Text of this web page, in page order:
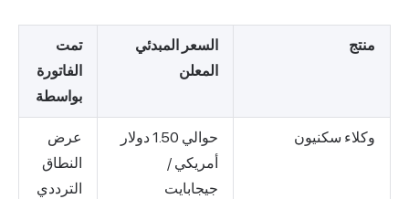
منتج
السعر المبدئي
المعلن
تمت
الفاتورة
بواسطة
وكلاء سكنيون
حوالي 1.50 دولار
أمريكي /
جيجابايت
عرض
النطاق
الترددي